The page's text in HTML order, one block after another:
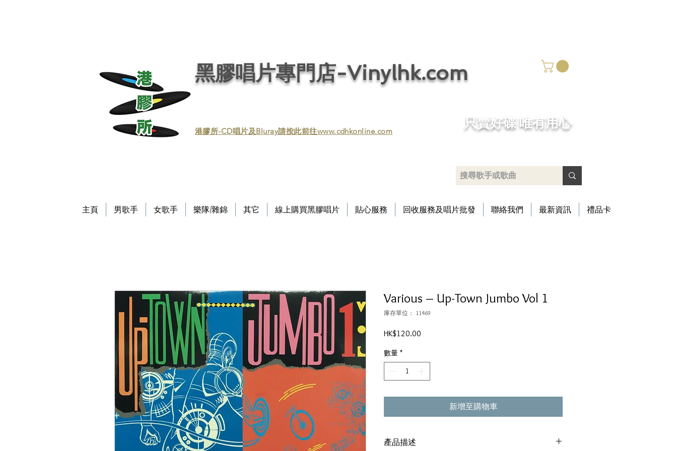
黑膠唱片專門店-Vinylhk.com
​港膠所-CD唱片及Bluray請按此前往www.cdhkonline.com ​只賣好碟 唯有用心
主頁 男歌手 女歌手 樂隊/雜錦 其它 線上購買黑膠唱片 貼心服務 回收服務及唱片批發 聯絡我們 最新資訊 禮品卡
Various ‎– Up-Town Jumbo Vol 1
庫存單位： 11469
HK$120.00
數量 *
新增至購物車
產品描述